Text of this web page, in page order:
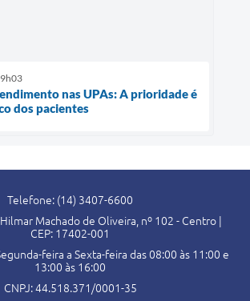
nas UPAs: A prioridade é
dos pacientes
Telefone: (14) 3407-6600
Machado de Oliveira, nº 102 - Centro |
CEP: 17402-001
feira a Sexta-feira das 08:00 às 11:00 e
13:00 às 16:00
CNPJ: 44.518.371/0001-35